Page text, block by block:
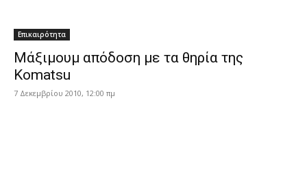
Επικαιρότητα
Μάξιμουμ απόδοση με τα θηρία της
Komatsu
7 Δεκεμβρίου 2010, 12:00 πμ